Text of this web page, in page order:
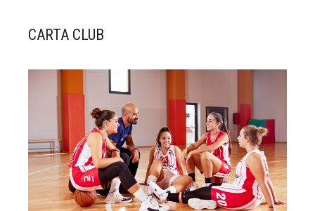
CARTA CLUB